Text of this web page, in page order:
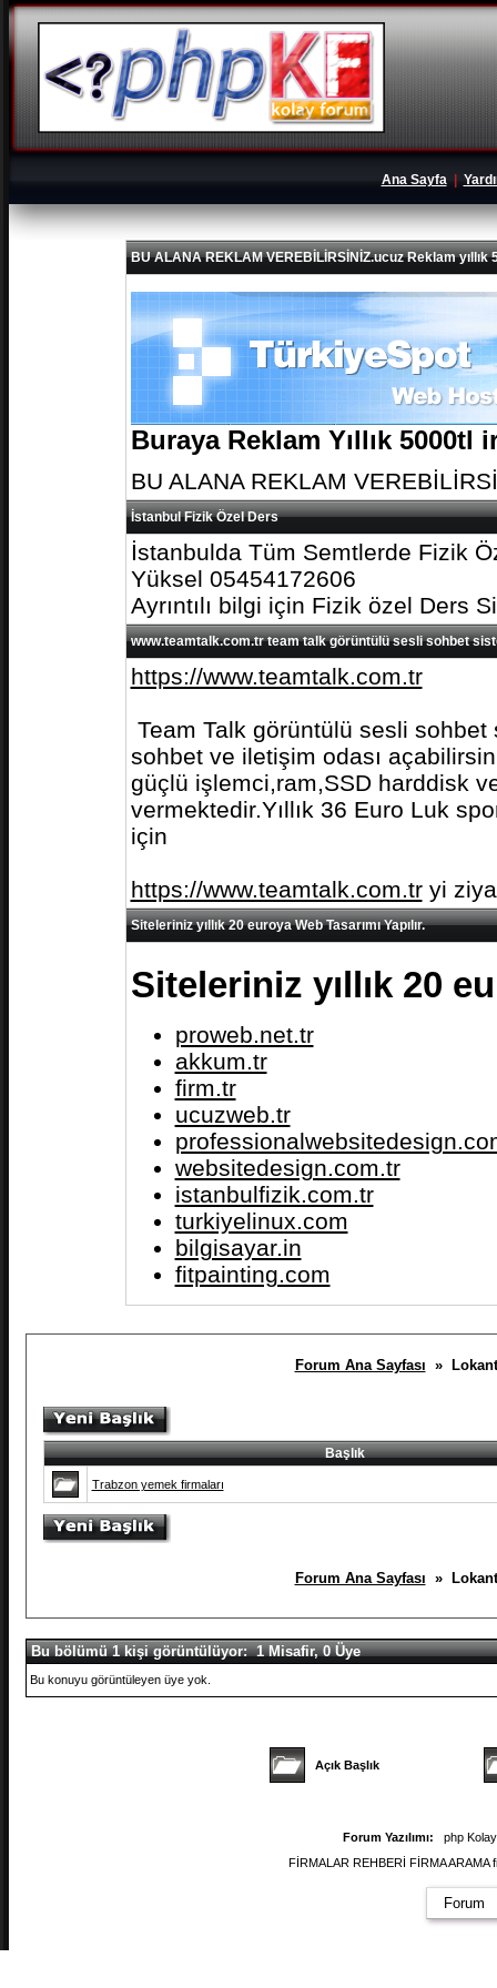
Ana Sayfa|
BU ALANA REKLAM VEREBİLİRSİNİZ.ucuz Reklam yıllık
Buraya Reklam Yıllık
BU ALANA REKLAM
İstanbul Fizik Özel Ders
İstanbulda Tüm Semtlerde Fizik
Yüksel 05454172606
Ayrıntılı bilgi için Fizik özel Ders
www.teamtalk.com.tr team talk görüntülü sesli sohbet
https://www.teamtalk.com.tr
Team Talk görüntülü sesli
sohbet ve iletişim odası
güçlü işlemci,ram,SSD harddisk
vermektedir.Yıllık 36 Euro Luk
için
https://www.teamtalk.com.tryi
Siteleriniz yıllık 20 euroya Web Tasarımı Yapılır.
Siteleriniz yıllık 20
proweb.net.tr
akkum.tr
firm.tr
ucuzweb.tr
websitedesign.com.tr
istanbulfizik.com.tr
turkiyelinux.com
bilgisayar.in
fitpainting.com
Forum Ana Sayfası »
Başlık
Trabzon yemek firmaları
Forum Ana Sayfası »
Bu bölümü 1 kişi görüntülüyor: 1 Misafir, 0 Üye
Bu konuyu görüntüleyen üye yok.
Açık Başlık
Forum Yazılımı:
php
FİRMALAR REHBERİ FİRMA
Forum